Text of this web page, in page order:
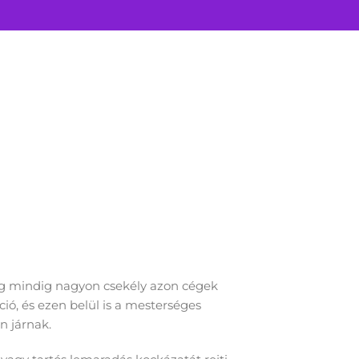
mindig nagyon csekély azon cégek
és ezen belül is a mesterséges
járnak.